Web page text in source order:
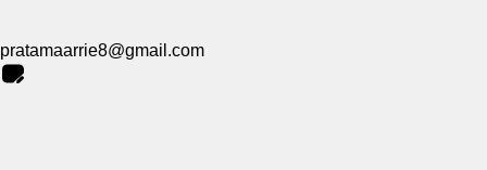
pratamaarrie8@gmail.com